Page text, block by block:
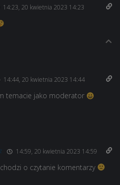
14:23, 20 kwietnia 2023 14:23
14:44, 20 kwietnia 2023 14:44
temacie jako moderator
14:59, 20 kwietnia 2023 14:59
o czytanie komentarzy